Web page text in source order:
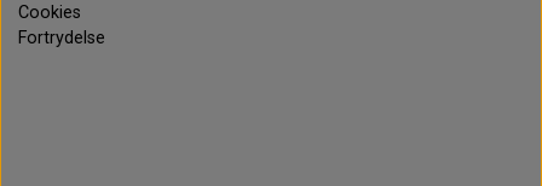
Cookies
Fortrydelse